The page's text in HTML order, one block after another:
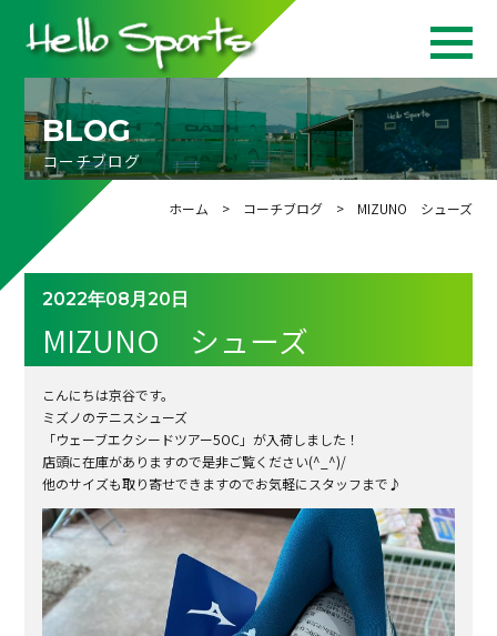
BLOG
コーチブログ
ホーム > コーチブログ> MIZUNO シューズ
2022年08月20日
MIZUNO シューズ
こんにちは京谷です。
ミズノのテニスシューズ
「ウェーブエクシードツアー5OC」が入荷しました！
店頭に在庫がありますので是非ご覧ください(^_^)/
他のサイズも取り寄せできますのでお気軽にスタッフまで♪